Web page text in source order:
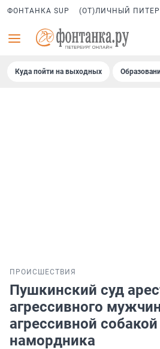
ФОНТАНКА SUP (ОТ)ЛИЧНЫЙ ПИТЕР
Куда пойти на выходных
ПРОИСШЕСТВИЯ
Пушкинский суд
агрессивного
агрессивной
намордника